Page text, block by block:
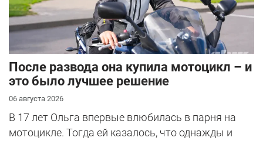
После развода она купила мотоцикл – и
это было лучшее решение
06 августа 2026
В 17 лет Ольга впервые влюбилась в парня на
мотоцикле. Тогда ей казалось, что однажды и